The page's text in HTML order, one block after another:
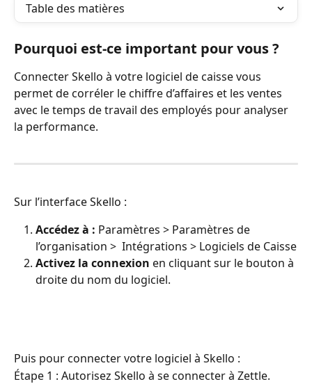
Table des matières
Pourquoi est-ce important pour vous ?
Connecter Skello à votre logiciel de caisse vous
permet de corréler le chiffre d’affaires et les ventes
avec le temps de travail des employés pour analyser
la performance.
Sur l’interface Skello :
Accédez à : Paramètres > Paramètres de
l’organisation >  Intégrations > Logiciels de Caisse
Activez la connexion en cliquant sur le bouton à
droite du nom du logiciel.
Puis pour connecter votre logiciel à Skello :
Étape 1 : Autorisez Skello à se connecter à Zettle.